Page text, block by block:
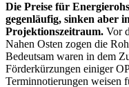
Die Preise für
gegenläufig, sinken aber
Projektionszeitraum. Vor
Nahen Osten zogen die
Bedeutsam waren in dem
Förderkürzungen einiger
Terminnotierungen weisen